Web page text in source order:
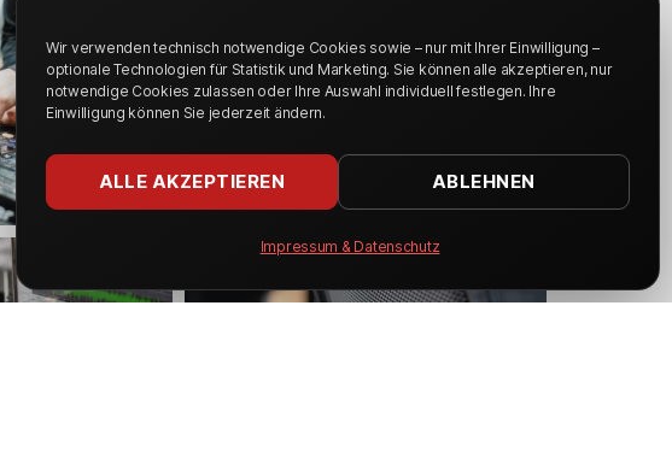
Wir verwenden technisch notwendige Cookies sowie – nur mit Ihrer Einwilligung –
optionale Technologien für Statistik und Marketing. Sie können alle akzeptieren, nur
notwendige Cookies zulassen oder Ihre Auswahl individuell festlegen. Ihre
Einwilligung können Sie jederzeit ändern.
ALLE AKZEPTIEREN ABLEHNEN
Impressum & Datenschutz